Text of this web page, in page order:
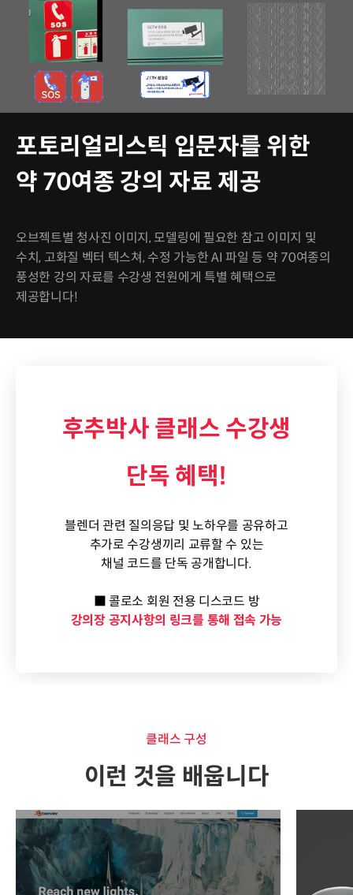
포토리얼리스틱 입문자를 위한
약 70여종 강의 자료 제공
오브젝트별 청사진 이미지, 모델링에 필요한 참고 이미지 및
수치, 고화질 벡터 텍스쳐, 수정 가능한 AI 파일 등 약 70여종의
풍성한 강의 자료를 수강생 전원에게 특별 혜택으로
제공합니다!
후추박사 클래스 수강생
단독 혜택!
블렌더 관련 질의응답 및 노하우를 공유하고
추가로 수강생끼리 교류할 수 있는
채널 코드를 단독 공개합니다.
■ 콜로소 회원 전용 디스코드 방
강의장 공지사항의 링크를 통해 접속 가능
클래스 구성
이런 것을 배웁니다